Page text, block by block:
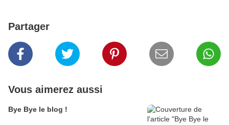
Partager
Vous aimerez aussi
Bye Bye le blog !